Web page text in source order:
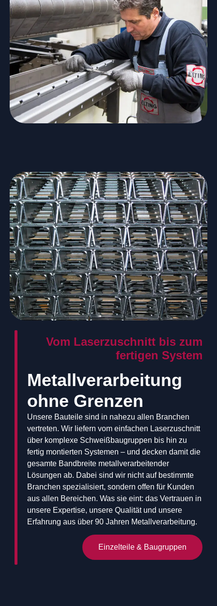
Vom Laserzuschnitt bis zum
fertigen System
Metallverarbeitung
ohne Grenzen
Unsere Bauteile sind in nahezu allen Branchen
vertreten. Wir liefern vom einfachen Laserzuschnitt
über komplexe Schweißbaugruppen bis hin zu
fertig montierten Systemen – und decken damit die
gesamte Bandbreite metallverarbeitender
Lösungen ab. Dabei sind wir nicht auf bestimmte
Branchen spezialisiert, sondern offen für Kunden
aus allen Bereichen. Was sie eint: das Vertrauen in
unsere Expertise, unsere Qualität und unsere
Erfahrung aus über 90 Jahren Metallverarbeitung.
Einzelteile & Baugruppen